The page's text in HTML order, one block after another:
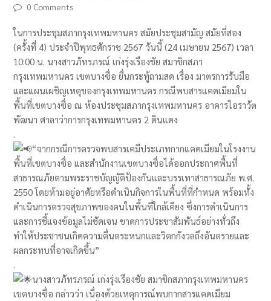
0 Comments
ในการประชุมสภากรุงเทพมหานคร สมัยประชุมสามัญ สมัยที่สอง
(ครั้งที่ 4) ประจำปีพุทธศักราช 2567 วันนี้ (24 เมษายน 2567) เวลา
10:00 น. นางสาวภัทรภรณ์ เก่งรุ่งเรืองชัย สมาชิกสภา
กรุงเทพมหานคร เขตบางซื่อ ยื่นกระทู้ถามสด เรื่อง มาตรการรับมือ
และแผนเผชิญเหตุของกรุงเทพมหานคร กรณีพบสารแคดเมียมใน
พื้นที่เขตบางซื่อ ณ ห้องประชุมสภากรุงเทพมหานคร อาคารไอราวัต
พัฒนา ศาลาว่าการกรุงเทพมหานคร 2 ดินแดง
“จากกรณีการตรวจพบสารเคมีประเภทกากแคดเมียมในโรงงาน
พื้นที่เขตบางซื่อ และสำนักงานเขตบางซื่อได้ออกประกาศพื้นที่
สาธารณภัยตามพระราชบัญญัติป้องกันและบรรเทาสาธารณภัย พ.ศ.
2550 โดยห้ามอยู่อาศัยหรือดำเนินกิจการในพื้นที่ที่กำหนด พร้อมทั้ง
ดำเนินการตรวจสุขภาพของคนในพื้นที่ใกล้เคียง ซึ่งการดำเนินการ
และการชี้แจงข้อมูลไม่ชัดเจน ขาดการประชาสัมพันธ์อย่างทั่วถึง
ทำให้ประชาชนเกิดความตื่นตระหนกและวิตกกังวลถึงอันตรายและ
ผลกระทบที่อาจเกิดขึ้น”
นางสาวภัทรภรณ์ เก่งรุ่งเรืองชัย สมาชิกสภากรุงเทพมหานคร
เขตบางซื่อ กล่าวว่า เนื่องด้วยเหตุการณ์พบกากสารแคดเมียม